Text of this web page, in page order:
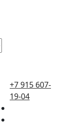
+7 915 607-
19-04